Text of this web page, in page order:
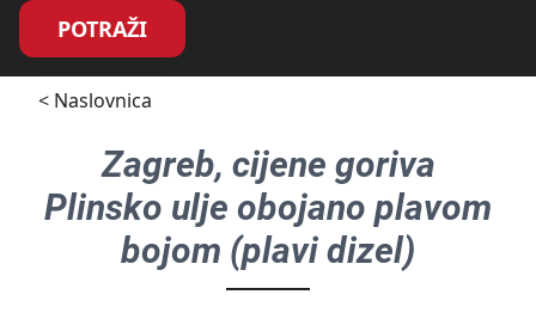
POTRAŽI
< Naslovnica
Zagreb, cijene goriva
Plinsko ulje obojano plavom
bojom (plavi dizel)